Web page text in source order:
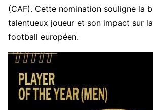
(CAF). Cette nomination souligne la
talentueux joueur et son impact sur
football européen.